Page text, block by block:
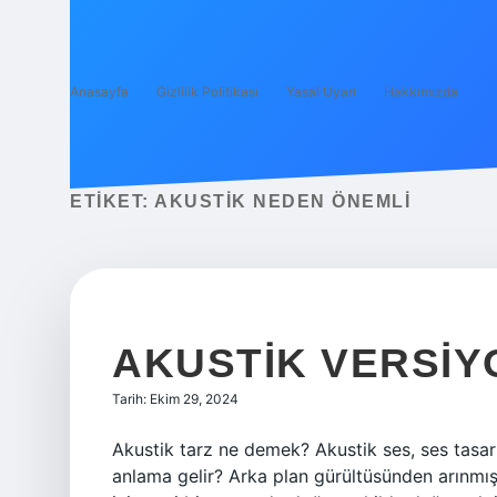
Anasayfa Gizlilik Politikası Yasal Uyarı Hakkımızda
ETIKET: AKUSTIK NEDEN ÖNEMLI
AKUSTIK
Tarih: Ekim 29, 2024
Akustik tarz ne demek? Akustik ses, ses
anlama gelir? Arka plan gürültüsünden